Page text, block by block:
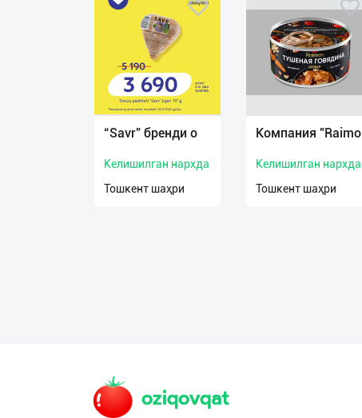
“Savr” бренди о
Келишилган нархда
Тошкент шаҳри
Компания "Raimo
Келишилган нархда
Тошкент шаҳри